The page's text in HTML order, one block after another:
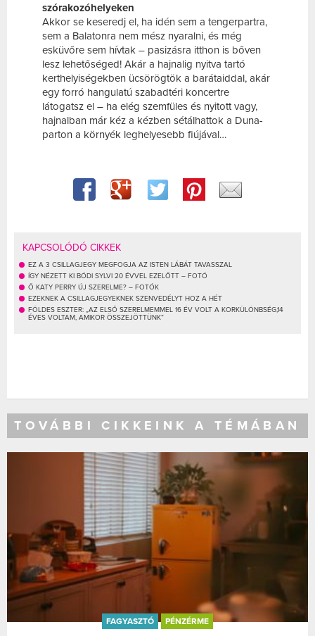
szórakozóhelyeken
Akkor se keseredj el, ha idén sem a tengerpartra,
sem a Balatonra nem mész nyaralni, és még
esküvőre sem hívtak – pasizásra itthon is bőven
lesz lehetőséged! Akár a hajnalig nyitva tartó
kerthelyiségekben ücsörögtök a barátaiddal, akár
egy forró hangulatú szabadtéri koncertre
látogatsz el – ha elég szemfüles és nyitott vagy,
hajnalban már kéz a kézben sétálhattok a Duna-
parton a környék leghelyesebb fiújával…
KAPCSOLÓDÓ CIKKEK
EZ A 3 CSILLAGJEGY MEGFOGJA AZ ISTEN LÁBÁT TAVASSZAL
ÍGY NÉZETT KI BÓDI SYLVI 20 ÉVVEL EZELŐTT – FOTÓ
Ő KATY PERRY ÚJ SZERELME? – FOTÓK
EZEKNEK A CSILLAGJEGYEKNEK SZENVEDÉLYT HOZ A HÉT
FÖLDES ESZTER: „AZ ELSŐ SZERELMEMMEL 16 ÉV VOLT A KORKÜLÖNBSÉG,14
ÉVES VOLTAM, AMIKOR ÖSSZEJÖTTÜNK”
TOVÁBBI CIKKEINK A TÉMÁBAN
FAGYASZTÓ PÉNZÉRME